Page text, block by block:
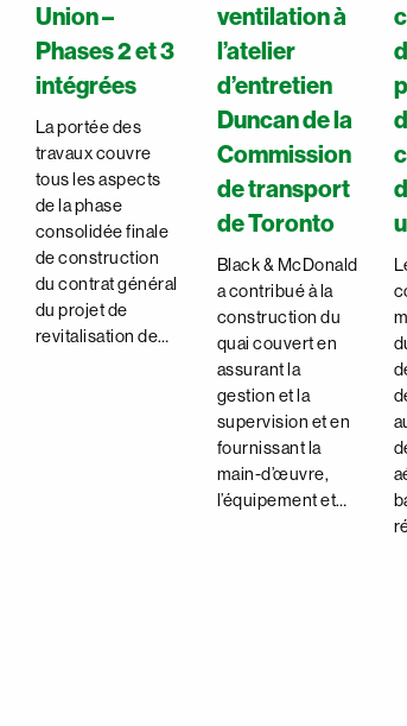
Union –
Phases 2 et 3
intégrées
La portée des
travaux couvre
tous les aspects
de la phase
consolidée finale
de construction
du contrat général
du projet de
revitalisation de…
ventilation à
l’atelier
d’entretien
Duncan de la
Commission
de transport
de Toronto
Black & McDonald
a contribué à la
construction du
quai couvert en
assurant la
gestion et la
supervision et en
fournissant la
main-d’œuvre,
l’équipement et…